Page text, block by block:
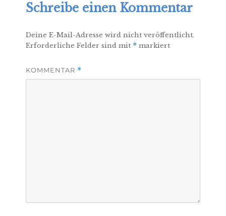
Schreibe einen Kommentar
Deine E-Mail-Adresse wird nicht veröffentlicht.
Erforderliche Felder sind mit * markiert
KOMMENTAR *